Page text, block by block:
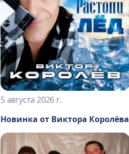
5 августа 2026 г.
Новинка от Виктора Королёва